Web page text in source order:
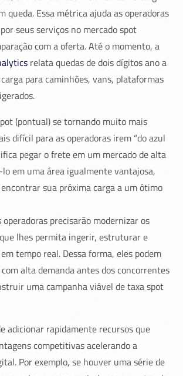
queda. Essa métrica ajuda as operadoras
seus serviços no mercado spot
com a oferta. Até o momento, a
relata quedas de dois dígitos ano a
para caminhões, vans, plataformas
(pontual) se tornando muito mais
difícil para as operadoras irem “do azul
pegar o frete em um mercado de alta
em uma área igualmente vantajosa,
sua próxima carga a um ótimo
operadoras precisarão modernizar os
lhes permita ingerir, estruturar e
tempo real. Dessa forma, eles podem
alta demanda antes dos concorrentes
uma campanha viável de taxa spot
adicionar rapidamente recursos que
competitivas acelerando a
Por exemplo, se houver uma série de